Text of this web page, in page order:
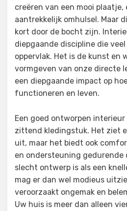
creëren van een mooi
aantrekkelijk omhulsel. Maar
kort door de bocht zijn.
diepgaande discipline die
oppervlak. Het is de kunst en
vormgeven van onze directe
een diepgaande impact op
functioneren en leven.
Een goed ontworpen
zittend kledingstuk. Het ziet
uit, maar het biedt ook
en ondersteuning gedurende
slecht ontwerp is als een
mag er dan wel modieus
veroorzaakt ongemak en
Uw huis is meer dan alleen